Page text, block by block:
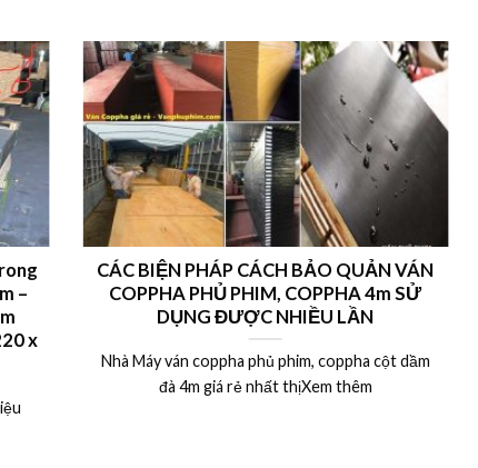
–
x
CÁC BIỆN PHÁP CÁCH BẢO QUẢN VÁN
COPPHA PHỦ PHIM, COPPHA 4m SỬ
DỤNG ĐƯỢC NHIỀU LẦN
Nhà Máy ván coppha phủ phim, coppha cột dầm
đà 4m giá rẻ nhất thịXem thêm